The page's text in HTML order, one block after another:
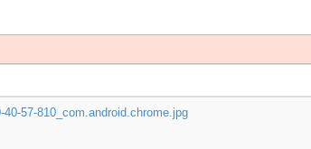
57-810_com.android.chrome.jpg